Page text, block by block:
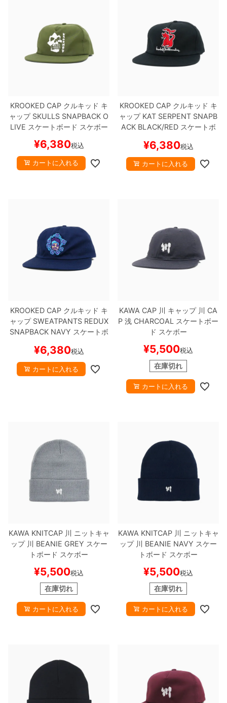
KROOKED CAPクルキッド キ
ャップSKULLS SNAPBACK O
LIVE スケートボード スケボー
¥6,380税込
カートに入れる
KROOKED CAPクルキッド キ
ャップKAT SERPENT SNAPB
ACKBLACK/REDスケートボ
¥6,380税込
カートに入れる
KROOKED CAPクルキッド キ
ャップSWEATPANTS REDUX
SNAPBACKNAVY スケートボ
¥6,380税込
カートに入れる
KAWA CAP 川 キャップ川 CA
P 浅 CHARCOAL
スケートボー
ド スケボー
¥5,500税込
在庫切れ
カートに入れる
KAWA KNITCAP川 ニットキャ
ップ川 BEANIE GREY スケー
トボード スケボー
¥5,500税込
在庫切れ
カートに入れる
KAWA KNITCAP川 ニットキャ
ップ川 BEANIE NAVY スケー
トボード スケボー
¥5,500税込
在庫切れ
カートに入れる